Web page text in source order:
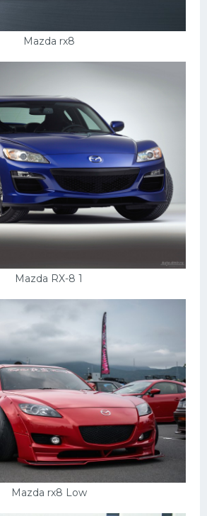
Mazda rx8
Mazda RX-8 1
Mazda rx8 Low